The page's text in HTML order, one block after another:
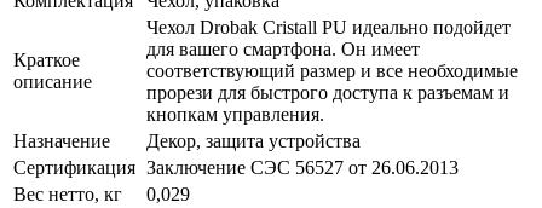
Краткое
описание
Чехол Drobak Cristall PU идеально подойдет
для вашего смартфона. Он имеет
соответствующий размер и все необходимые
прорези для быстрого доступа к разъемам и
кнопкам управления.
Назначение
Декор, защита устройства
Сертификация Заключение СЭС 56527 от 26.06.2013
Вес нетто, кг
0,029